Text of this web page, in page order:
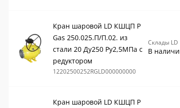
Кран шаровой LD КШЦП Р
Gas 250.025.П/П.02. из
стали 20 Ду250 Ру2,5МПа с
редуктором
12202500252RGLD000000000
Склады LD
В
Кран шаровой LD КШЦП Р